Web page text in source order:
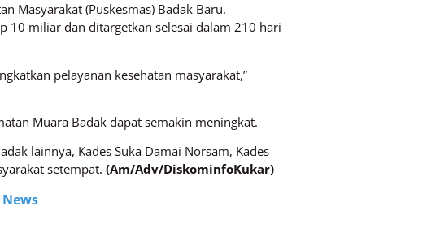
Masyarakat (Puskesmas) Badak Baru.
10 miliar dan ditargetkan selesai dalam 210 hari
pelayanan kesehatan masyarakat,”
Muara Badak dapat semakin meningkat.
lainnya, Kades Suka Damai Norsam, Kades
setempat. (Am/Adv/DiskominfoKukar)
News